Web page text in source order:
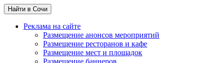
Найти в Сочи
Реклама на сайте
Размещение анонсов мероприятий
Размещение ресторанов и кафе
Размещение мест и площадок
Размещение баннеров